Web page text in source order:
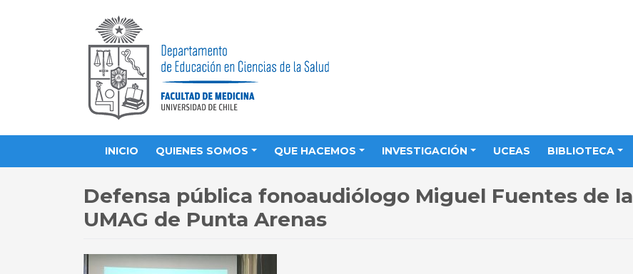
INICIO QUIENES SOMOS QUE HACEMOS INVESTIGACIÓN UCEAS BIBLIOTECA
Defensa pública fonoaudiólogo Miguel Fuentes de la
UMAG de Punta Arenas